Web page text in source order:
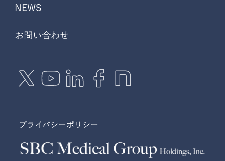
NEWS
お問い合わせ
プライバシーポリシー